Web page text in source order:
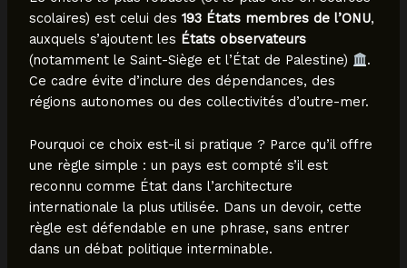
scolaires) est celui des 193 États membres de l’ONU,
auxquels s’ajoutent les États observateurs
(notamment le Saint-Siège et l’État de Palestine)
.
Ce cadre évite d’inclure des dépendances, des
régions autonomes ou des collectivités d’outre-mer.
Pourquoi ce choix est-il si pratique ? Parce qu’il offre
une règle simple : un pays est compté s’il est
reconnu comme État dans l’architecture
internationale la plus utilisée. Dans un devoir, cette
règle est défendable en une phrase, sans entrer
dans un débat politique interminable.